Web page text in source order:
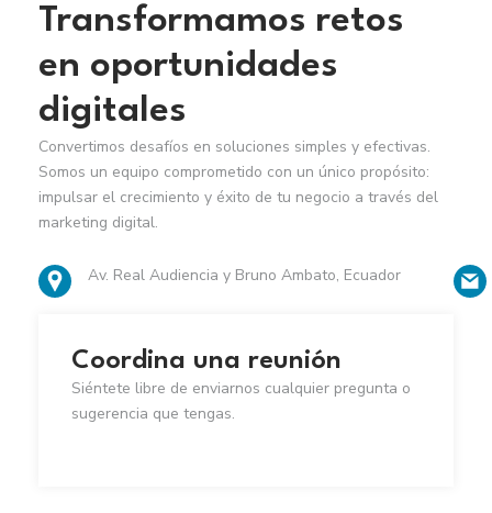
Coordina una reunión
Siéntete libre de enviarnos cualquier pregunta o
sugerencia que tengas.
Transformamos retos
en oportunidades
digitales
Convertimos desafíos en soluciones simples y efectivas.
Somos un equipo comprometido con un único propósito:
impulsar el crecimiento y éxito de tu negocio a través del
marketing digital.
Av. Real Audiencia y Bruno Ambato, Ecuador